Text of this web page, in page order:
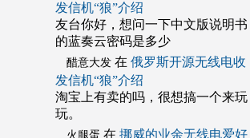
发信机“狼”介绍
友台你好，想问一下中文版说明书
的蓝奏云密码是多少
醋意大发在 俄罗斯开源无线电收
发信机“狼”介绍
淘宝上有卖的吗，很想搞一个来玩
玩。
火腿蛋 在 挪威的业余无线电爱好